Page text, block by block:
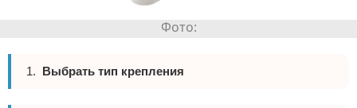
Выбрать тип крепления